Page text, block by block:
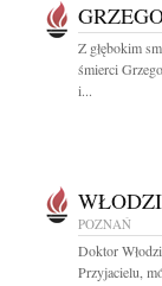
Z głębokim
śmierci
i...
POZNAŃ
Doktor
Przyjacielu,